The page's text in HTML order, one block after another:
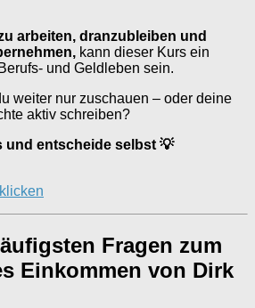
arbeiten, dranzubleiben und
kann dieser Kurs ein
und Geldleben sein.
weiter nur zuschauen – oder deine
aktiv schreiben?
und entscheide selbst 💡
Fragen zum
Einkommen von Dirk